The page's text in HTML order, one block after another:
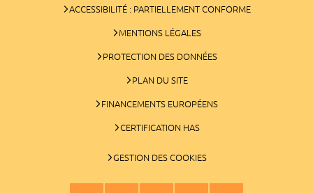
ACCESSIBILITÉ : PARTIELLEMENT CONFORME
MENTIONS LÉGALES
PROTECTION DES DONNÉES
PLAN DU SITE
FINANCEMENTS EUROPÉENS
CERTIFICATION HAS
GESTION DES COOKIES